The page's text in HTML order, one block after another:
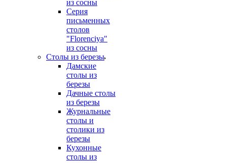
из сосны
Серия
письменных
столов
"Florenciya"
из сосны
Столы из березы
Дамские
столы из
березы
Дачные столы
из березы
Журнальные
столы и
столики из
березы
Кухонные
столы из